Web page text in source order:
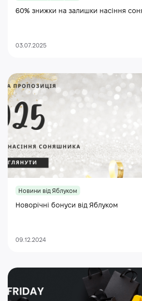
60% знижки на залишки насіння
03.07.2025
Новини від Яблуком
Новорічні бонуси від Яблуком
09.12.2024